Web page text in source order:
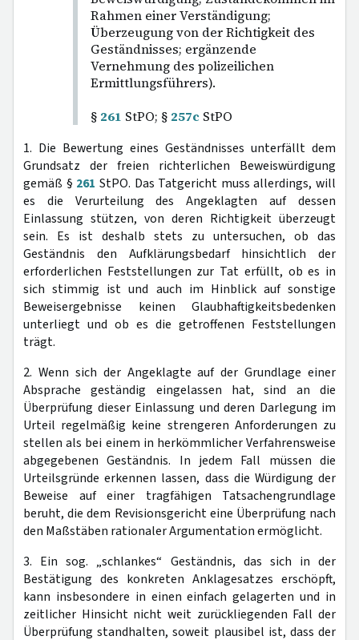
Rahmen einer Verständigung;
Überzeugung von der Richtigkeit des
Geständnisses; ergänzende
Vernehmung des polizeilichen
Ermittlungsführers).
§ 261 StPO; § 257c StPO
1. Die Bewertung eines Geständnisses unterfällt dem
Grundsatz der freien richterlichen Beweiswürdigung
gemäß § 261 StPO. Das Tatgericht muss allerdings, will
es die Verurteilung des Angeklagten auf dessen
Einlassung stützen, von deren Richtigkeit überzeugt
sein. Es ist deshalb stets zu untersuchen, ob das
Geständnis den Aufklärungsbedarf hinsichtlich der
erforderlichen Feststellungen zur Tat erfüllt, ob es in
sich stimmig ist und auch im Hinblick auf sonstige
Beweisergebnisse keinen Glaubhaftigkeitsbedenken
unterliegt und ob es die getroffenen Feststellungen
trägt.
2. Wenn sich der Angeklagte auf der Grundlage einer
Absprache geständig eingelassen hat, sind an die
Überprüfung dieser Einlassung und deren Darlegung im
Urteil regelmäßig keine strengeren Anforderungen zu
stellen als bei einem in herkömmlicher Verfahrensweise
abgegebenen Geständnis. In jedem Fall müssen die
Urteilsgründe erkennen lassen, dass die Würdigung der
Beweise auf einer tragfähigen Tatsachengrundlage
beruht, die dem Revisionsgericht eine Überprüfung nach
den Maßstäben rationaler Argumentation ermöglicht.
3. Ein sog. „schlankes“ Geständnis, das sich in der
Bestätigung des konkreten Anklagesatzes erschöpft,
kann insbesondere in einen einfach gelagerten und in
zeitlicher Hinsicht nicht weit zurückliegenden Fall der
Überprüfung standhalten, soweit plausibel ist, dass der